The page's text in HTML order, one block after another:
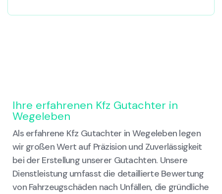
Ihre erfahrenen Kfz Gutachter in
Wegeleben
Als erfahrene Kfz Gutachter in Wegeleben legen
wir großen Wert auf Präzision und Zuverlässigkeit
bei der Erstellung unserer Gutachten. Unsere
Dienstleistung umfasst die detaillierte Bewertung
von Fahrzeugschäden nach Unfällen, die gründliche